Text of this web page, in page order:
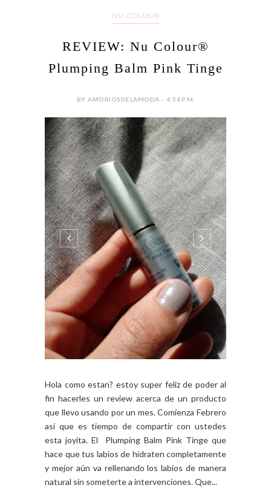
NU COLOUR
REVIEW: Nu Colour®
Plumping Balm Pink Tinge
BY AMORIOSDELAMODA - 4:56 P.M.
Hola como estan? estoy super feliz de poder al
fin hacerles un review acerca de un producto
que llevo usando por un mes. Comienza Febrero
así que es tiempo de compartir con ustedes
esta joyita. El Plumping Balm Pink Tinge que
hace que tus labios de hidraten completamente
y mejor aún va rellenando los labios de manera
natural sin someterte a intervenciones. Que...